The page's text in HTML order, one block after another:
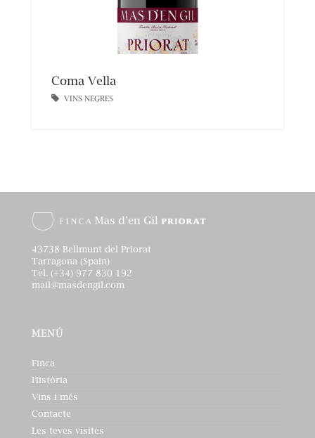
Coma Vella
VINS NEGRES
43738 Bellmunt del Priorat
Tarragona (Spain)
Tel. (+34) 977 830 192
mail@masdengil.com
MENÚ
Finca
Història
Vins i més
Contacte
Les teves visites